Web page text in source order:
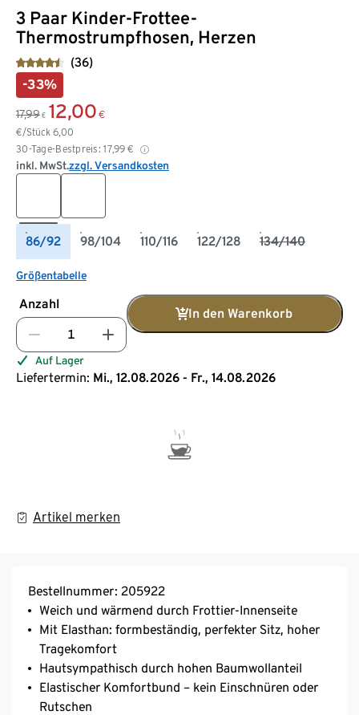
3 Paar Kinder-Frottee-
Thermostrumpfhosen, Herzen
(36)
-33%
17,99 € 12,00 €
€/Stück 6,00
30-Tage-Bestpreis: 17,99 €
inkl. MwSt.zzgl. Versandkosten
86/92 98/104 110/116 122/128 134/140
Größentabelle
Anzahl
In den Warenkorb
Auf Lager
Liefertermin: Mi., 12.08.2026 - Fr., 14.08.2026
Artikel merken
Bestellnummer: 205922
Weich und wärmend durch Frottier-Innenseite
Mit Elasthan: formbeständig, perfekter Sitz, hoher
Tragekomfort
Hautsympathisch durch hohen Baumwollanteil
Elastischer Komfortbund – kein Einschnüren oder
Rutschen